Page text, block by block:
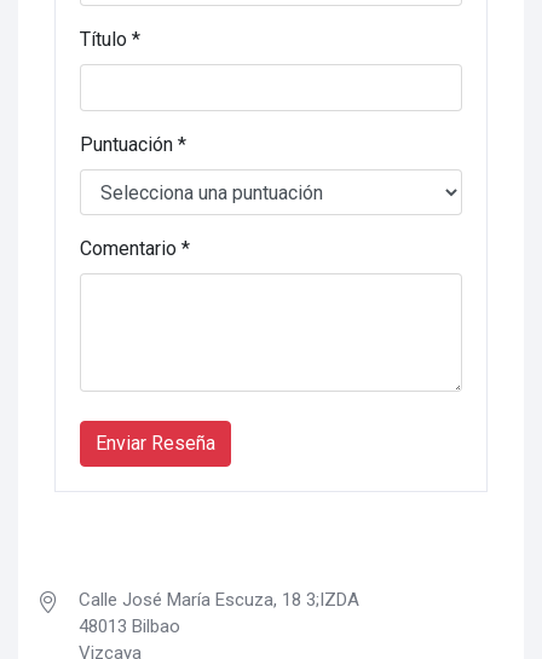
Título *
Puntuación *
Comentario *
Enviar Reseña
Calle José María Escuza, 18 3;IZDA
48013 Bilbao
Vizcaya